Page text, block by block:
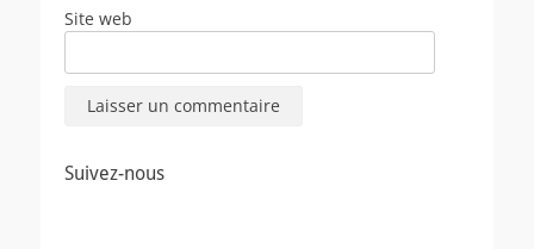
Site web
Suivez-nous